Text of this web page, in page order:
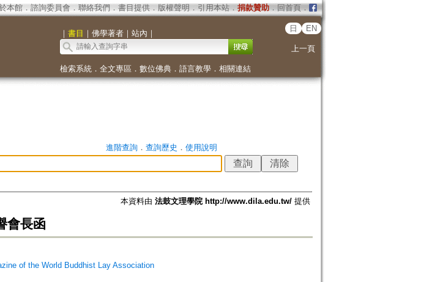
本館． 諮詢委員會． 聯絡我們 ． 書目提供． 版權聲明 ． 引用本站． 捐款贊助．回首頁．
｜ 書目 ｜ 佛學著者｜ 站內 ｜
日 EN
上一頁
檢索系統． 全文專區 ． 數位佛典． 語言教學． 相關連結
進階查詢． 查詢歷史 ． 使用說明
本資料由 法鼓文理學院 http://www.dila.edu.tw/提供
會長函
of the World Buddhist Lay Association